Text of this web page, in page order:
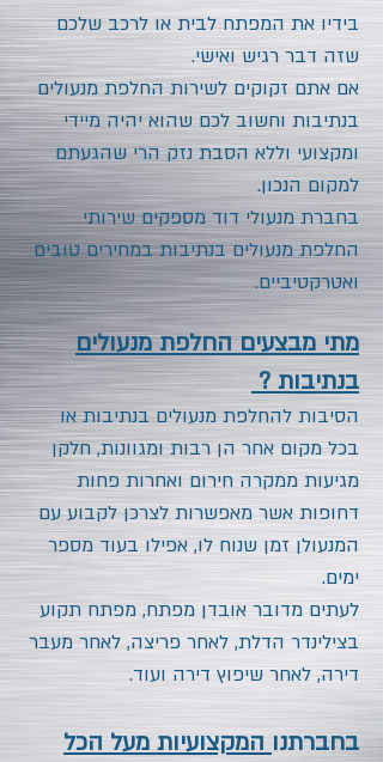
בידיו את המפתח לבית או לרכב שלכם
שזה דבר רגיש ואישי.
אם אתם זקוקים לשירות החלפת מנעולים
בנתיבות וחשוב לכם שהוא יהיה מיידי
ומקצועי וללא הסבת נזק הרי שהגעתם
למקום הנכון.
בחברת מנעולי דוד מספקים שירותי
החלפת מנעוליםבנתיבותבמחירים טובים
ואטרקטיביים.
מתי מבצעים החלפת מנעולים
בנתיבות ?
הסיבות להחלפת מנעולים בנתיבותאו
בכל מקום אחר הן רבות ומגוונות, חלקן
מגיעות ממקרה חירום ואחרות פחות
דחופות אשר מאפשרות לצרכן לקבוע עם
המנעולן זמן שנוח לו, אפילו בעוד מספר
ימים.
לעתים מדובר אובדן מפתח, מפתח תקוע
בצילינדר הדלת, לאחר פריצה, לאחר מעבר
דירה, לאחר שיפוץ דירה ועוד.
בחברתנו המקצועיות מעל הכל